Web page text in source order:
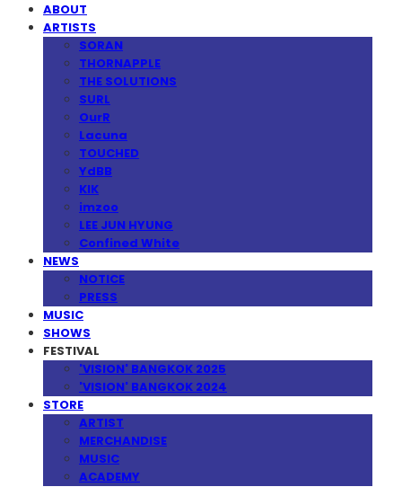
ABOUT
ARTISTS
SORAN
THORNAPPLE
THE SOLUTIONS
SURL
OurR
Lacuna
TOUCHED
YdBB
KIK
imzoo
LEE JUN HYUNG
Confined White
NEWS
NOTICE
PRESS
MUSIC
SHOWS
FESTIVAL
'VISION' BANGKOK 2025
'VISION' BANGKOK 2024
STORE
ARTIST
MERCHANDISE
MUSIC
ACADEMY